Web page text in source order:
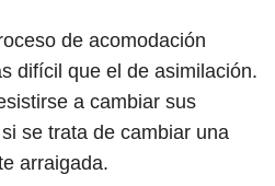
de acomodación
difícil que el de asimilación.
a cambiar sus
se trata de cambiar una
arraigada.